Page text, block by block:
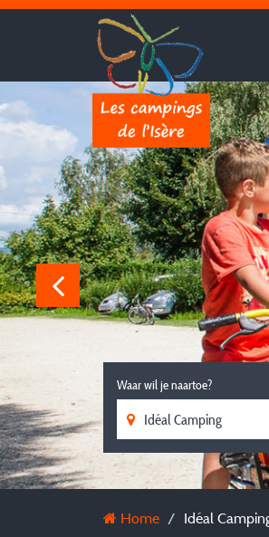
Waar wil je naartoe?
Home Idéal